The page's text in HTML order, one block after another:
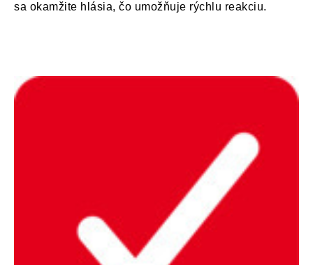
sa okamžite hlásia, čo umožňuje rýchlu reakciu.